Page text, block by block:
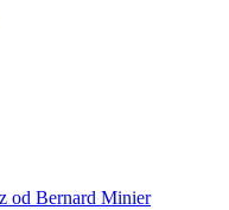
od Bernard Minier